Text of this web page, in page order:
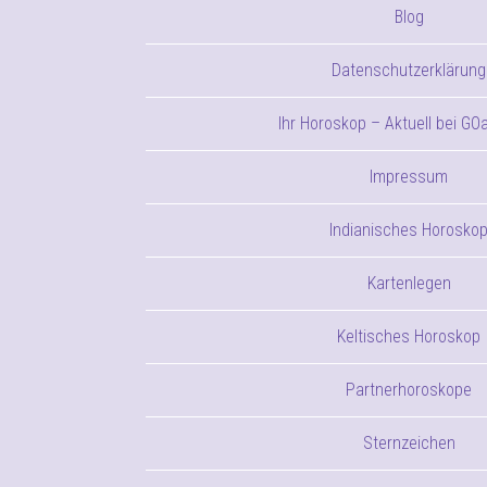
Blog
Datenschutzerklärung
Ihr Horoskop – Aktuell bei
Impressum
Indianisches Horoskop
Kartenlegen
Keltisches Horoskop
Partnerhoroskope
Sternzeichen